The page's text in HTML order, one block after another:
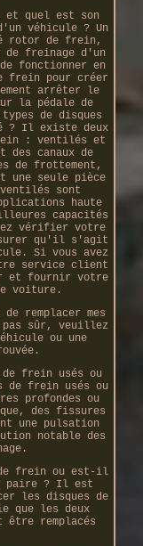
et quel est son
véhicule ? Un
rotor de frein,
de freinage d'un
fonctionner en
frein pour créer
arrêter le
la pédale de
de disques
? Il existe deux
: ventilés et
canaux de
de frottement,
une seule pièce
sont
haute
capacités
vérifier votre
qu'il s'agit
Si vous avez
service client
et fournir votre
voiture.
remplacer mes
pas sûr, veuillez
ou une
frein usés ou
de frein usés ou
profondes ou
des fissures
une pulsation
notable des
de frein ou est-il
paire ? Il est
les disques de
que les deux
être remplacés